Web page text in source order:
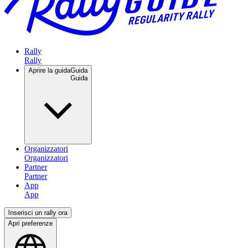
Rally
Aprire la guidaGuida
Organizzatori
Partner
App
Inserisci un rally ora
Apri preferenze